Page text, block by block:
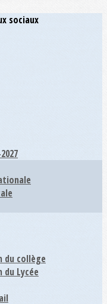
sociaux
du collège
Lycée